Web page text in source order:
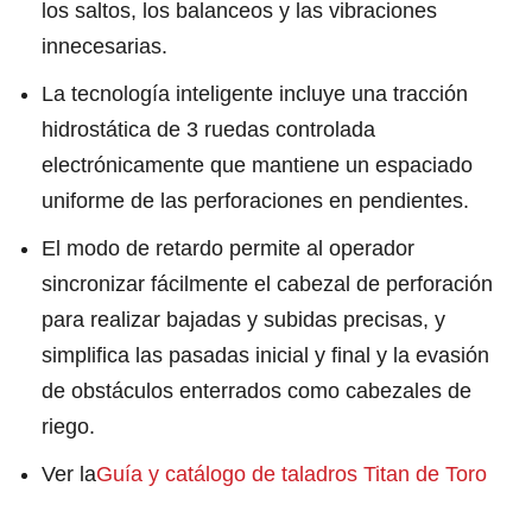
los saltos, los balanceos y las vibraciones
innecesarias.
La tecnología inteligente incluye una tracción
hidrostática de 3 ruedas controlada
electrónicamente que mantiene un espaciado
uniforme de las perforaciones en pendientes.
El modo de retardo permite al operador
sincronizar fácilmente el cabezal de perforación
para realizar bajadas y subidas precisas, y
simplifica las pasadas inicial y final y la evasión
de obstáculos enterrados como cabezales de
riego.
Ver laGuía y catálogo de taladros Titan de Toro